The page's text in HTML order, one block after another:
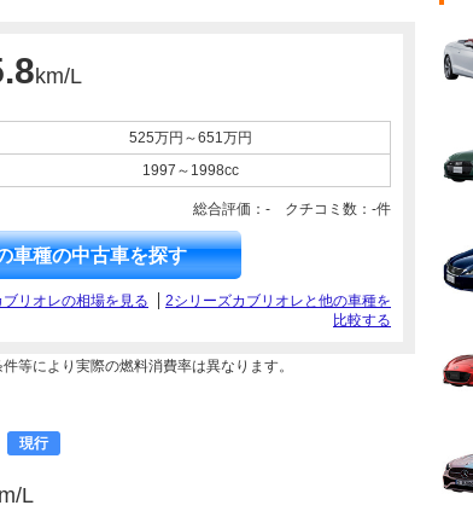
km/L
525万円～651万円
1997～1998cc
総合評価：- クチコミ数：-件
車種の中古車を探す
リオレの相場を見る
2シリーズカブリオレと他の車種を
比較する
等により実際の燃料消費率は異なります。
現行
L